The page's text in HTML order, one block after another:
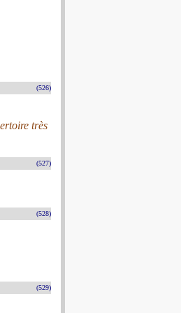
(526)
très
(527)
(528)
(529)